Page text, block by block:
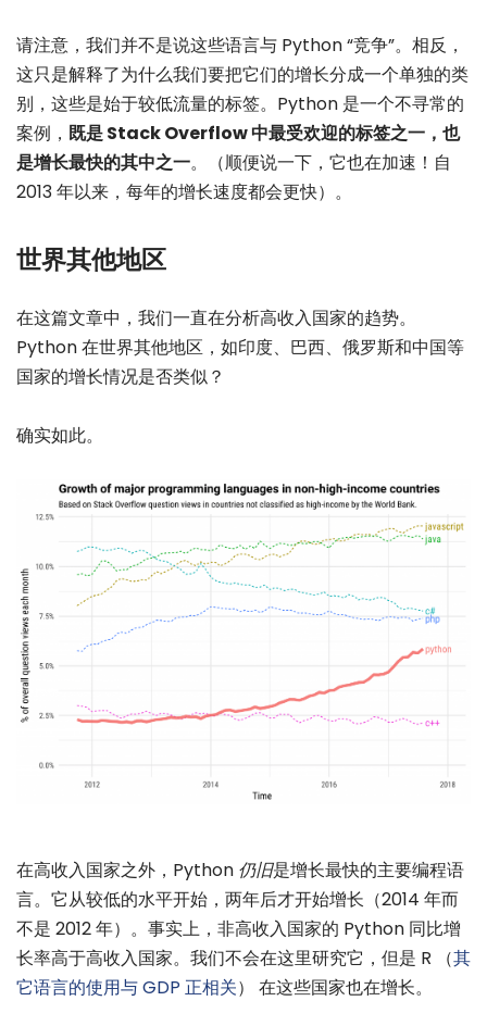
请注意，我们并不是说这些语言与 Python “竞争”。相反，
这只是解释了为什么我们要把它们的增长分成一个单独的类
别，这些是始于较低流量的标签。Python 是一个不寻常的
案例， 既是 Stack Overflow 中最受欢迎的标签之一，也
是增长最快的其中之一。（顺便说一下，它也在加速！自
2013 年以来，每年的增长速度都会更快）。
世界其他地区
在这篇文章中，我们一直在分析高收入国家的趋势。
Python 在世界其他地区，如印度、巴西、俄罗斯和中国等
国家的增长情况是否类似？
确实如此。
在高收入国家之外，Python 仍旧是增长最快的主要编程语
言。它从较低的水平开始，两年后才开始增长（2014 年而
不是 2012 年）。事实上，非高收入国家的 Python 同比增
长率高于高收入国家。我们不会在这里研究它，但是 R （其
它语言的使用与 GDP 正相关） 在这些国家也在增长。